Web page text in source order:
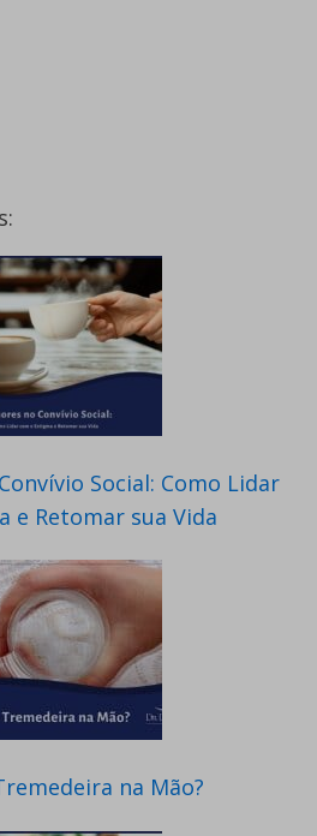
Social: Como Lidar
e Retomar sua Vida
na Mão?